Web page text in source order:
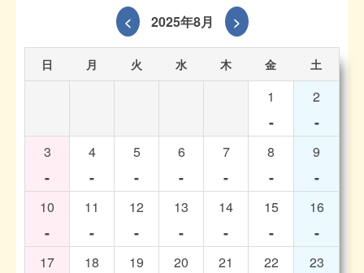
< 2025年8月 >
日 月 火 水 木 金 土
1
-
2
-
3
-
4
-
5
-
6
-
7
-
8
-
9
-
10
-
11
-
12
-
13
-
14
-
15
-
16
-
17 18 19 20 21 22 23